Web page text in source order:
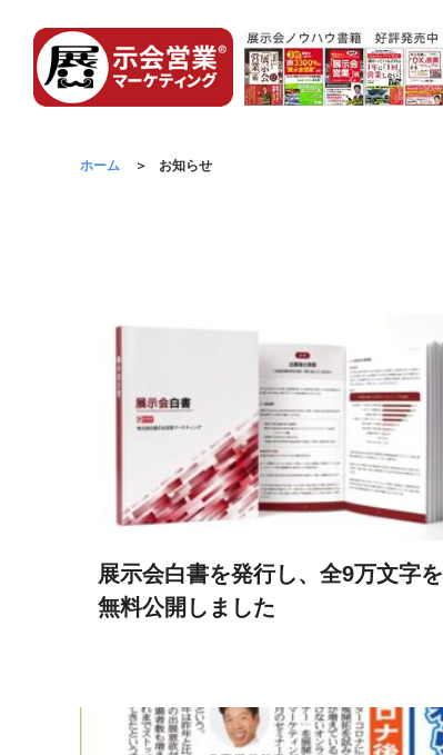
ホーム お知らせ
展示会白書を発行し、全9万文字を
無料公開しました